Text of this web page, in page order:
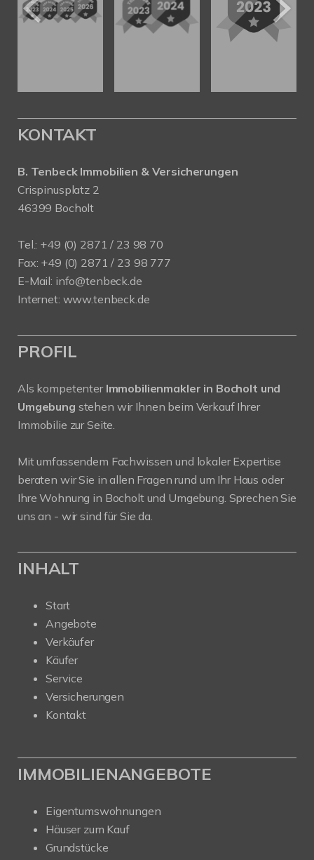
KONTAKT
B. Tenbeck Immobilien & Versicherungen
Crispinusplatz 2
46399 Bocholt
Tel.: +49 (0) 2871 / 23 98 70
Fax: +49 (0) 2871 / 23 98 777
E-Mail: info@tenbeck.de
Internet: www.tenbeck.de
PROFIL
Als kompetenter Immobilienmakler in Bocholt und
Umgebung stehen wir Ihnen beim Verkauf Ihrer
Immobilie zur Seite.
Mit umfassendem Fachwissen und lokaler Expertise
beraten wir Sie in allen Fragen rund um Ihr Haus oder
Ihre Wohnung in Bocholt und Umgebung. Sprechen Sie
uns an - wir sind für Sie da.
INHALT
Start
Angebote
Verkäufer
Käufer
Service
Versicherungen
Kontakt
IMMOBILIENANGEBOTE
Eigentumswohnungen
Häuser zum Kauf
Grundstücke